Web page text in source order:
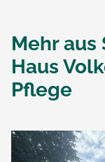
Mehr aus
Haus
Pflege